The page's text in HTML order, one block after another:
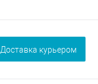
Доставка курьером